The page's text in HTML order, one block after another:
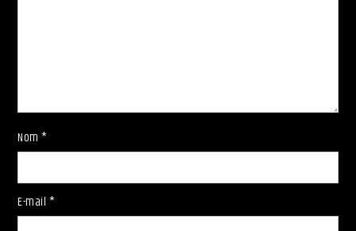
Nom*
E-mail *